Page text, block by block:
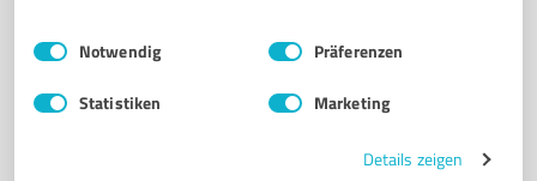
Impressum Datenschutzbestimmungen
Einwilligungsauswahl
Notwendig Präferenzen
Statistiken Marketing
Details zeigen
GANZTAGESANGEBOT SCHULGEMEINSCHAFT INDIVIDUELLE FÖRDERUNG
SCHÜLERPROJEKTE LEHRER